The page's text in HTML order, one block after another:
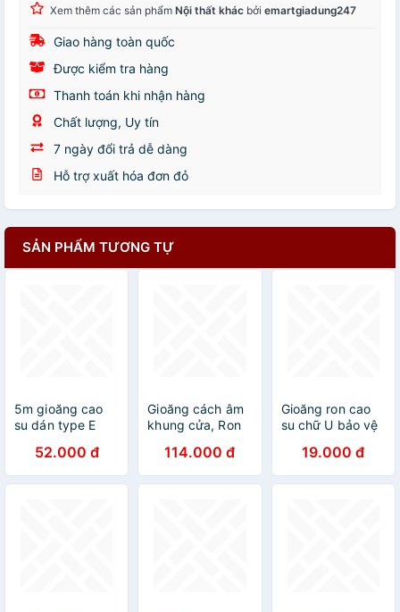
Xem thêm các sản phẩm Nội thất khác bởi emartgiadung247
Giao hàng toàn quốc
Được kiểm tra hàng
Thanh toán khi nhận hàng
Chất lượng, Uy tín
7 ngày đổi trả dễ dàng
Hỗ trợ xuất hóa đơn đỏ
SẢN PHẨM TƯƠNG TỰ
5m gioăng cao
su dán type E
cánh cửa cách
âm khi gió lùa
Phụ kiện cửa nhà
52.000 đ
Gioăng cách âm
khung cửa, Ron
dày 10-15mm
đàn hồi cao ngăn
bụi côn trùng
114.000 đ
Gioăng ron cao
su chữ U bảo vệ
cạnh tấm thép,
kính, gỗ, máy
móc thiết bị và
19.000 đ